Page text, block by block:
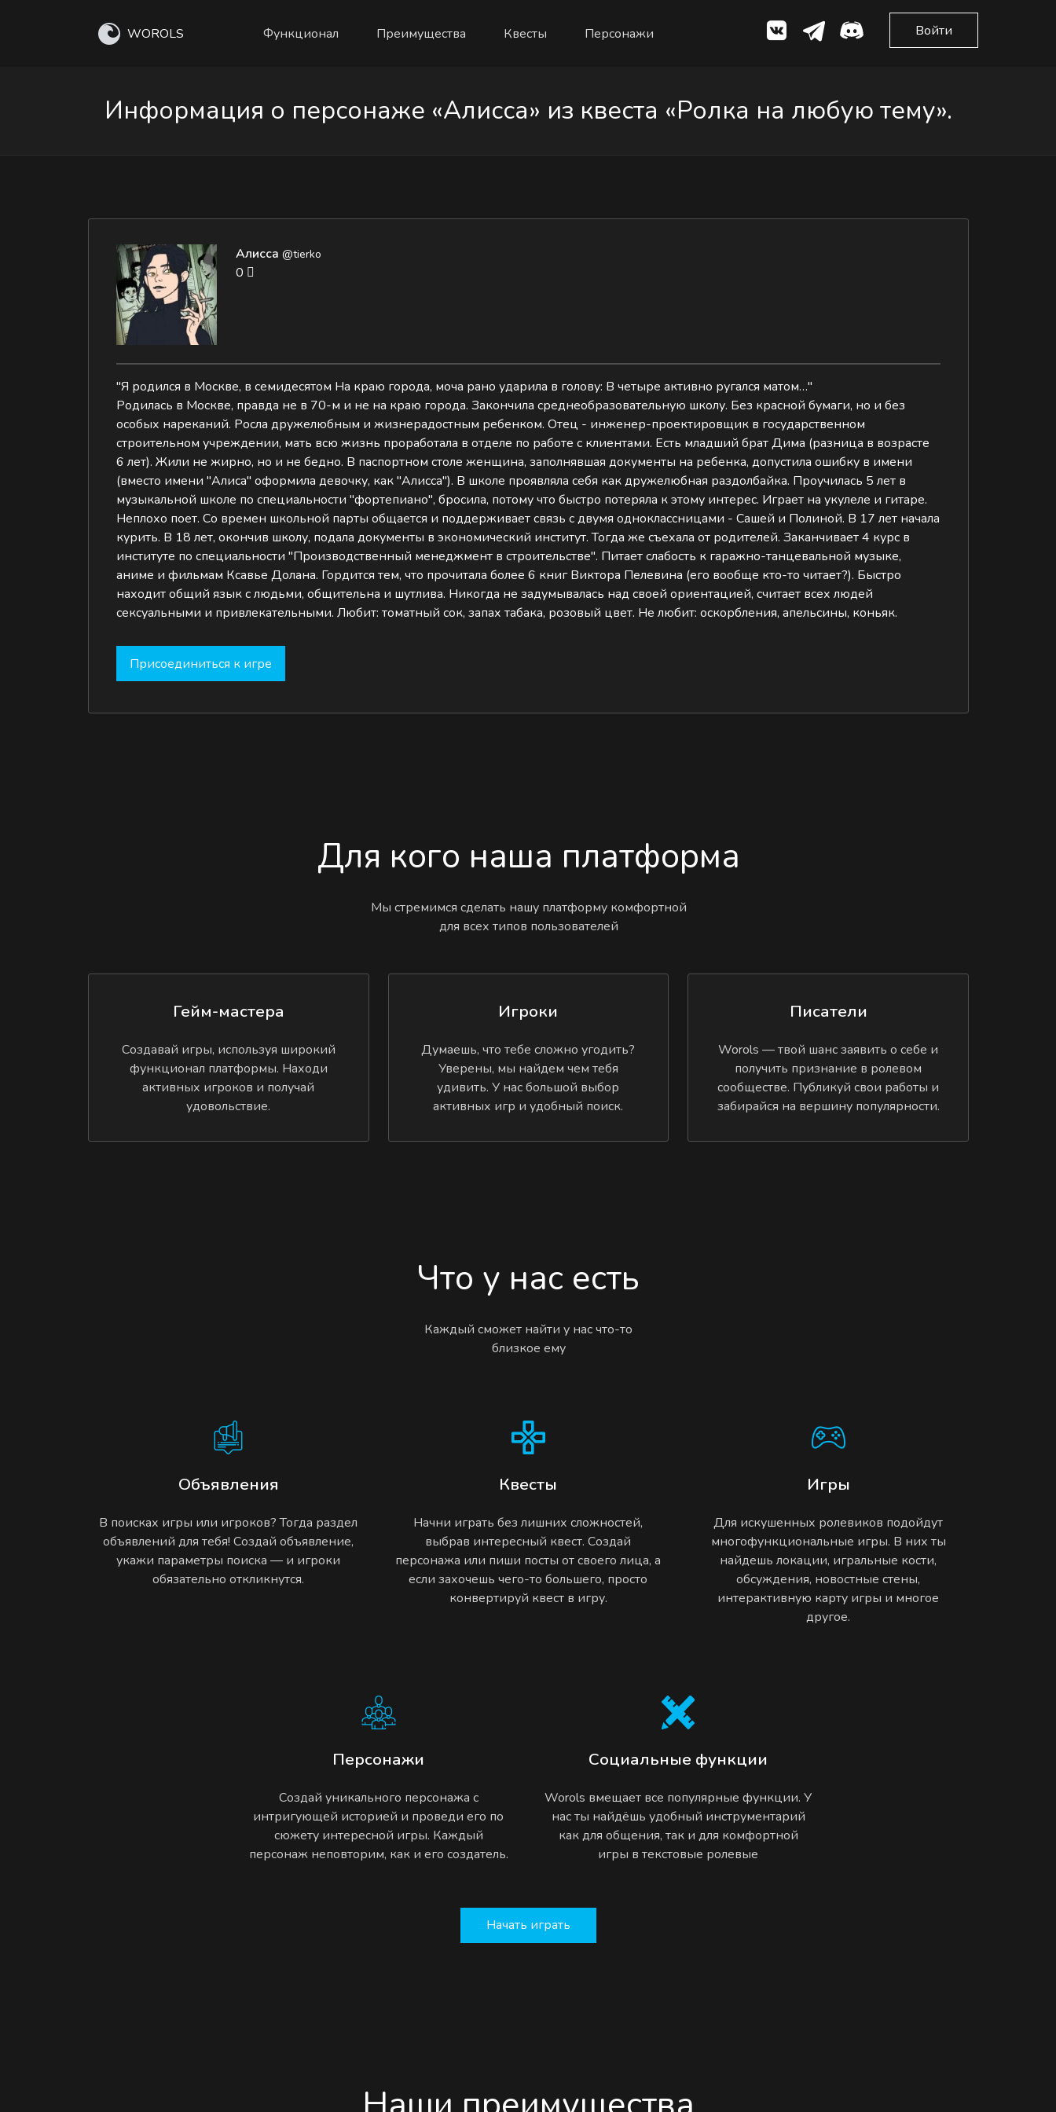
WOROLS Функционал Преимущества Квесты Персонажи Войти
Информация о персонаже «Алисса» из квеста «Ролка на любую тему».
Алисса @tierko
0
"Я родился в Москве, в семидесятом На краю города, моча рано ударила в голову: В четыре активно ругался матом…"
Родилась в Москве, правда не в 70-м и не на краю города. Закончила среднеобразовательную школу. Без красной бумаги, но и без
особых нареканий. Росла дружелюбным и жизнерадостным ребенком. Отец - инженер-проектировщик в государственном
строительном учреждении, мать всю жизнь проработала в отделе по работе с клиентами. Есть младший брат Дима (разница в возрасте
6 лет). Жили не жирно, но и не бедно. В паспортном столе женщина, заполнявшая документы на ребенка, допустила ошибку в имени
(вместо имени "Алиса" оформила девочку, как "Алисса"). В школе проявляла себя как дружелюбная раздолбайка. Проучилась 5 лет в
музыкальной школе по специальности "фортепиано", бросила, потому что быстро потеряла к этому интерес. Играет на укулеле и гитаре.
Неплохо поет. Со времен школьной парты общается и поддерживает связь с двумя одноклассницами - Сашей и Полиной. В 17 лет начала
курить. В 18 лет, окончив школу, подала документы в экономический институт. Тогда же съехала от родителей. Заканчивает 4 курс в
институте по специальности "Производственный менеджмент в строительстве". Питает слабость к гаражно-танцевальной музыке,
аниме и фильмам Ксавье Долана. Гордится тем, что прочитала более 6 книг Виктора Пелевина (его вообще кто-то читает?). Быстро
находит общий язык с людьми, общительна и шутлива. Никогда не задумывалась над своей ориентацией, считает всех людей
сексуальными и привлекательными. Любит: томатный сок, запах табака, розовый цвет. Не любит: оскорбления, апельсины, коньяк.
Присоединиться к игре
Для кого наша платформа
Мы стремимся сделать нашу платформу комфортной
для всех типов пользователей
Гейм-мастера
Создавай игры, используя широкий
функционал платформы. Находи
активных игроков и получай
удовольствие.
Игроки
Думаешь, что тебе сложно угодить?
Уверены, мы найдем чем тебя
удивить. У нас большой выбор
активных игр и удобный поиск.
Писатели
Worols — твой шанс заявить о себе и
получить признание в ролевом
сообществе. Публикуй свои работы и
забирайся на вершину популярности.
Что у нас есть
Каждый сможет найти у нас что-то
близкое ему
Объявления
В поисках игры или игроков? Тогда раздел
объявлений для тебя! Создай объявление,
укажи параметры поиска — и игроки
обязательно откликнутся.
Квесты
Начни играть без лишних сложностей,
выбрав интересный квест. Создай
персонажа или пиши посты от своего лица, а
если захочешь чего-то большего, просто
конвертируй квест в игру.
Игры
Для искушенных ролевиков подойдут
многофункциональные игры. В них ты
найдешь локации, игральные кости,
обсуждения, новостные стены,
интерактивную карту игры и многое
другое.
Персонажи
Создай уникального персонажа с
интригующей историей и проведи его по
сюжету интересной игры. Каждый
персонаж неповторим, как и его создатель.
Социальные функции
Worols вмещает все популярные функции. У
нас ты найдёшь удобный инструментарий
как для общения, так и для комфортной
игры в текстовые ролевые
Начать играть